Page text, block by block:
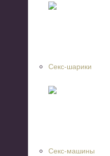
Секс-шарики
Секс-машины